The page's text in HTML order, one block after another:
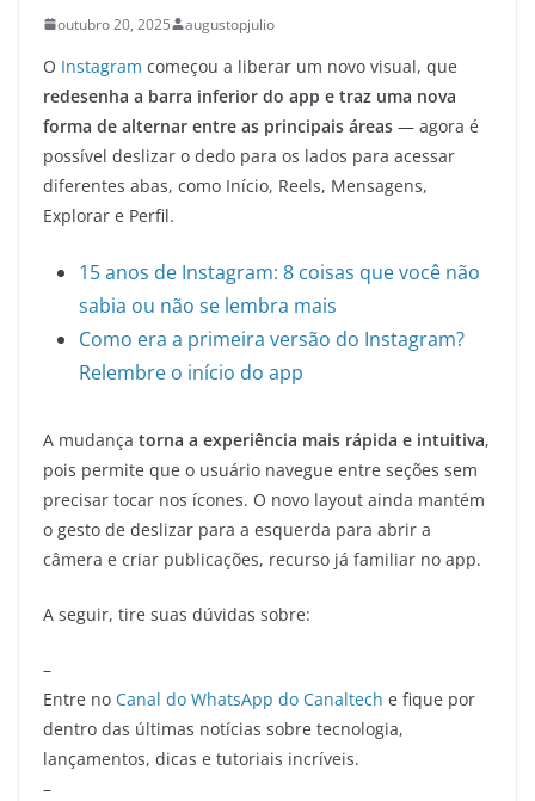
outubro 20, 2025 augustopjulio
O Instagram começou a liberar um novo visual, que
redesenha a barra inferior do app e traz uma nova
forma de alternar entre as principais áreas — agora é
possível deslizar o dedo para os lados para acessar
diferentes abas, como Início, Reels, Mensagens,
Explorar e Perfil.
15 anos de Instagram: 8 coisas que você não
sabia ou não se lembra mais
Como era a primeira versão do Instagram?
Relembre o início do app
A mudança torna a experiência mais rápida e intuitiva,
pois permite que o usuário navegue entre seções sem
precisar tocar nos ícones. O novo layout ainda mantém
o gesto de deslizar para a esquerda para abrir a
câmera e criar publicações, recurso já familiar no app.
A seguir, tire suas dúvidas sobre:
–
Entre no Canal do WhatsApp do Canaltech e fique por
dentro das últimas notícias sobre tecnologia,
lançamentos, dicas e tutoriais incríveis.
–